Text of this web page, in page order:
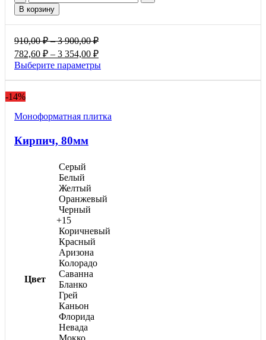
товара
Квадрат
средний,
60мм
В корзину
910,00₽ – 3 900,00₽Диапазон
цен:
910,00 ₽
–
3
782,60 ₽ – 3 354,00 ₽Диапазон
цен:
Выберите параметрыЭтот
Опции
-14%
Моноформатнaя плитка
Кирпич, 80мм
Цвет
Серый
Белый
Желтый
Оранжевый
Черный
+15
Коричневый
Красный
Аризона
Колорадо
Саванна
Бланко
Грей
Каньон
Флорида
Невада
Мокко